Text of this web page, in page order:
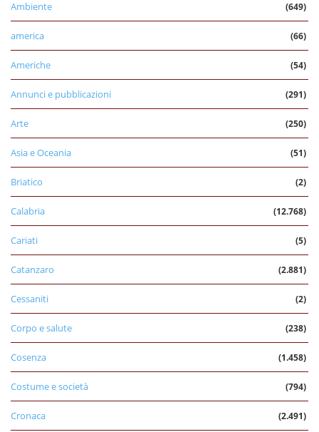
Ambiente (649)
america (66)
Americhe (54)
Annunci e pubblicazioni (291)
Arte (250)
Asia e Oceania (51)
Briatico (2)
Calabria (12.768)
Cariati (5)
Catanzaro (2.881)
Cessaniti (2)
Corpo e salute (238)
Cosenza (1.458)
Costume e società (794)
Cronaca (2.491)